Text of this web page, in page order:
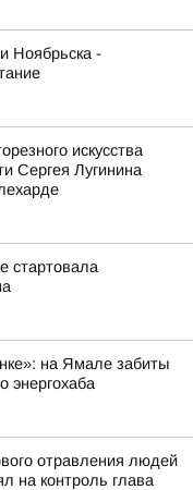
Ноябрьска -
искусства
Сергея Лугинина
стартовала
на Ямале забиты
энергохаба
отравления людей
на контроль глава